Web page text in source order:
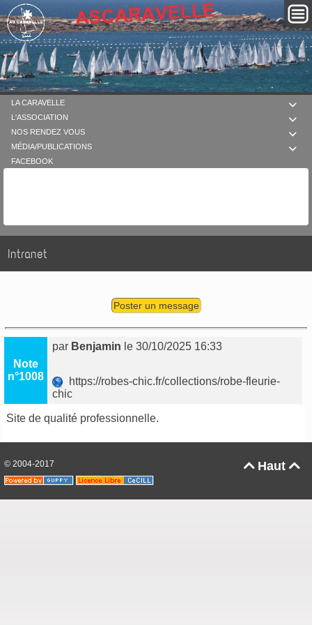

LA CARAVELLE

L'ASSOCIATION

NOS RENDEZ VOUS

MÉDIA/PUBLICATIONS
FACEBOOK
Intranet
Poster un message
Note
n°1008
par Benjamin le 30/10/2025 16:33
https://robes-chic.fr/collections/robe-fleurie-
chic
Site de qualité professionnelle.
Haut 
© 2004-2017